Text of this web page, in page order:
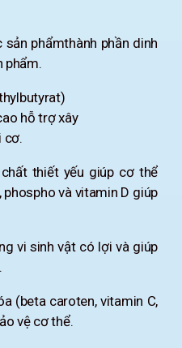
phẩmthành phần dinh
phẩm.
hỗ trợ xây
cơ.
thiết yếu giúp cơ thể
phospho và vitamin D giúp
vi sinh vật có lợi và giúp
(beta caroten, vitamin C,
vệ cơ thể.